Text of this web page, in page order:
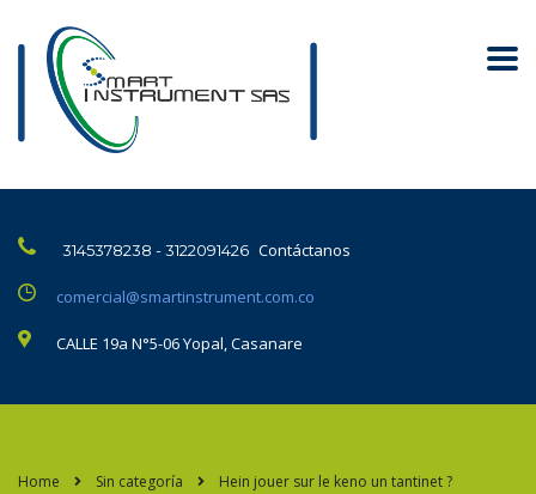
3145378238 - 3122091426 Contáctanos
comercial@smartinstrument.com.co
CALLE 19a N°5-06 Yopal, Casanare
Home Sin categoría Hein jouer sur le keno un tantinet ?